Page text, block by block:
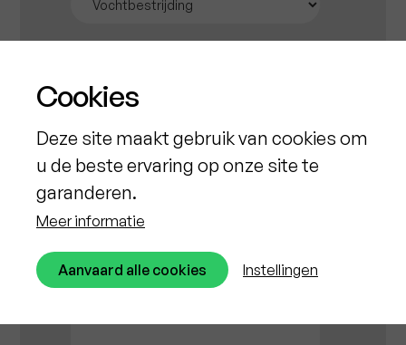
Cookies
Deze site maakt gebruik van cookies om
u de beste ervaring op onze site te
garanderen.
Meer informatie
Aanvaard alle cookies Instellingen